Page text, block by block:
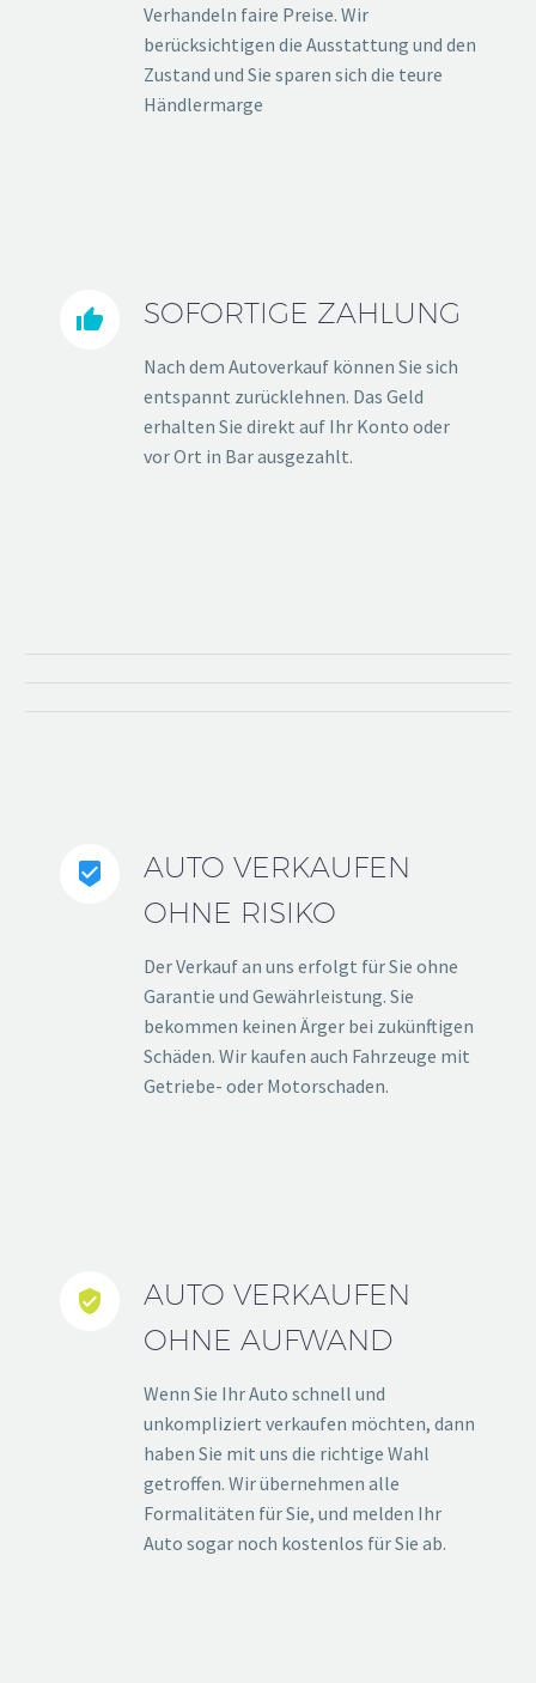
Verhandeln faire Preise. Wir
berücksichtigen die Ausstattung und den
Zustand und Sie sparen sich die teure
Händlermarge

 SOFORTIGE ZAHLUNG
Nach dem Autoverkauf können Sie sich
entspannt zurücklehnen. Das Geld
erhalten Sie direkt auf Ihr Konto oder
vor Ort in Bar ausgezahlt.


AUTO VERKAUFEN
OHNE RISIKO
Der Verkauf an uns erfolgt für Sie ohne
Garantie und Gewährleistung. Sie
bekommen keinen Ärger bei zukünftigen
Schäden. Wir kaufen auch Fahrzeuge mit
Getriebe- oder Motorschaden.


AUTO VERKAUFEN
OHNE AUFWAND
Wenn Sie Ihr Auto schnell und
unkompliziert verkaufen möchten, dann
haben Sie mit uns die richtige Wahl
getroffen. Wir übernehmen alle
Formalitäten für Sie, und melden Ihr
Auto sogar noch kostenlos für Sie ab.